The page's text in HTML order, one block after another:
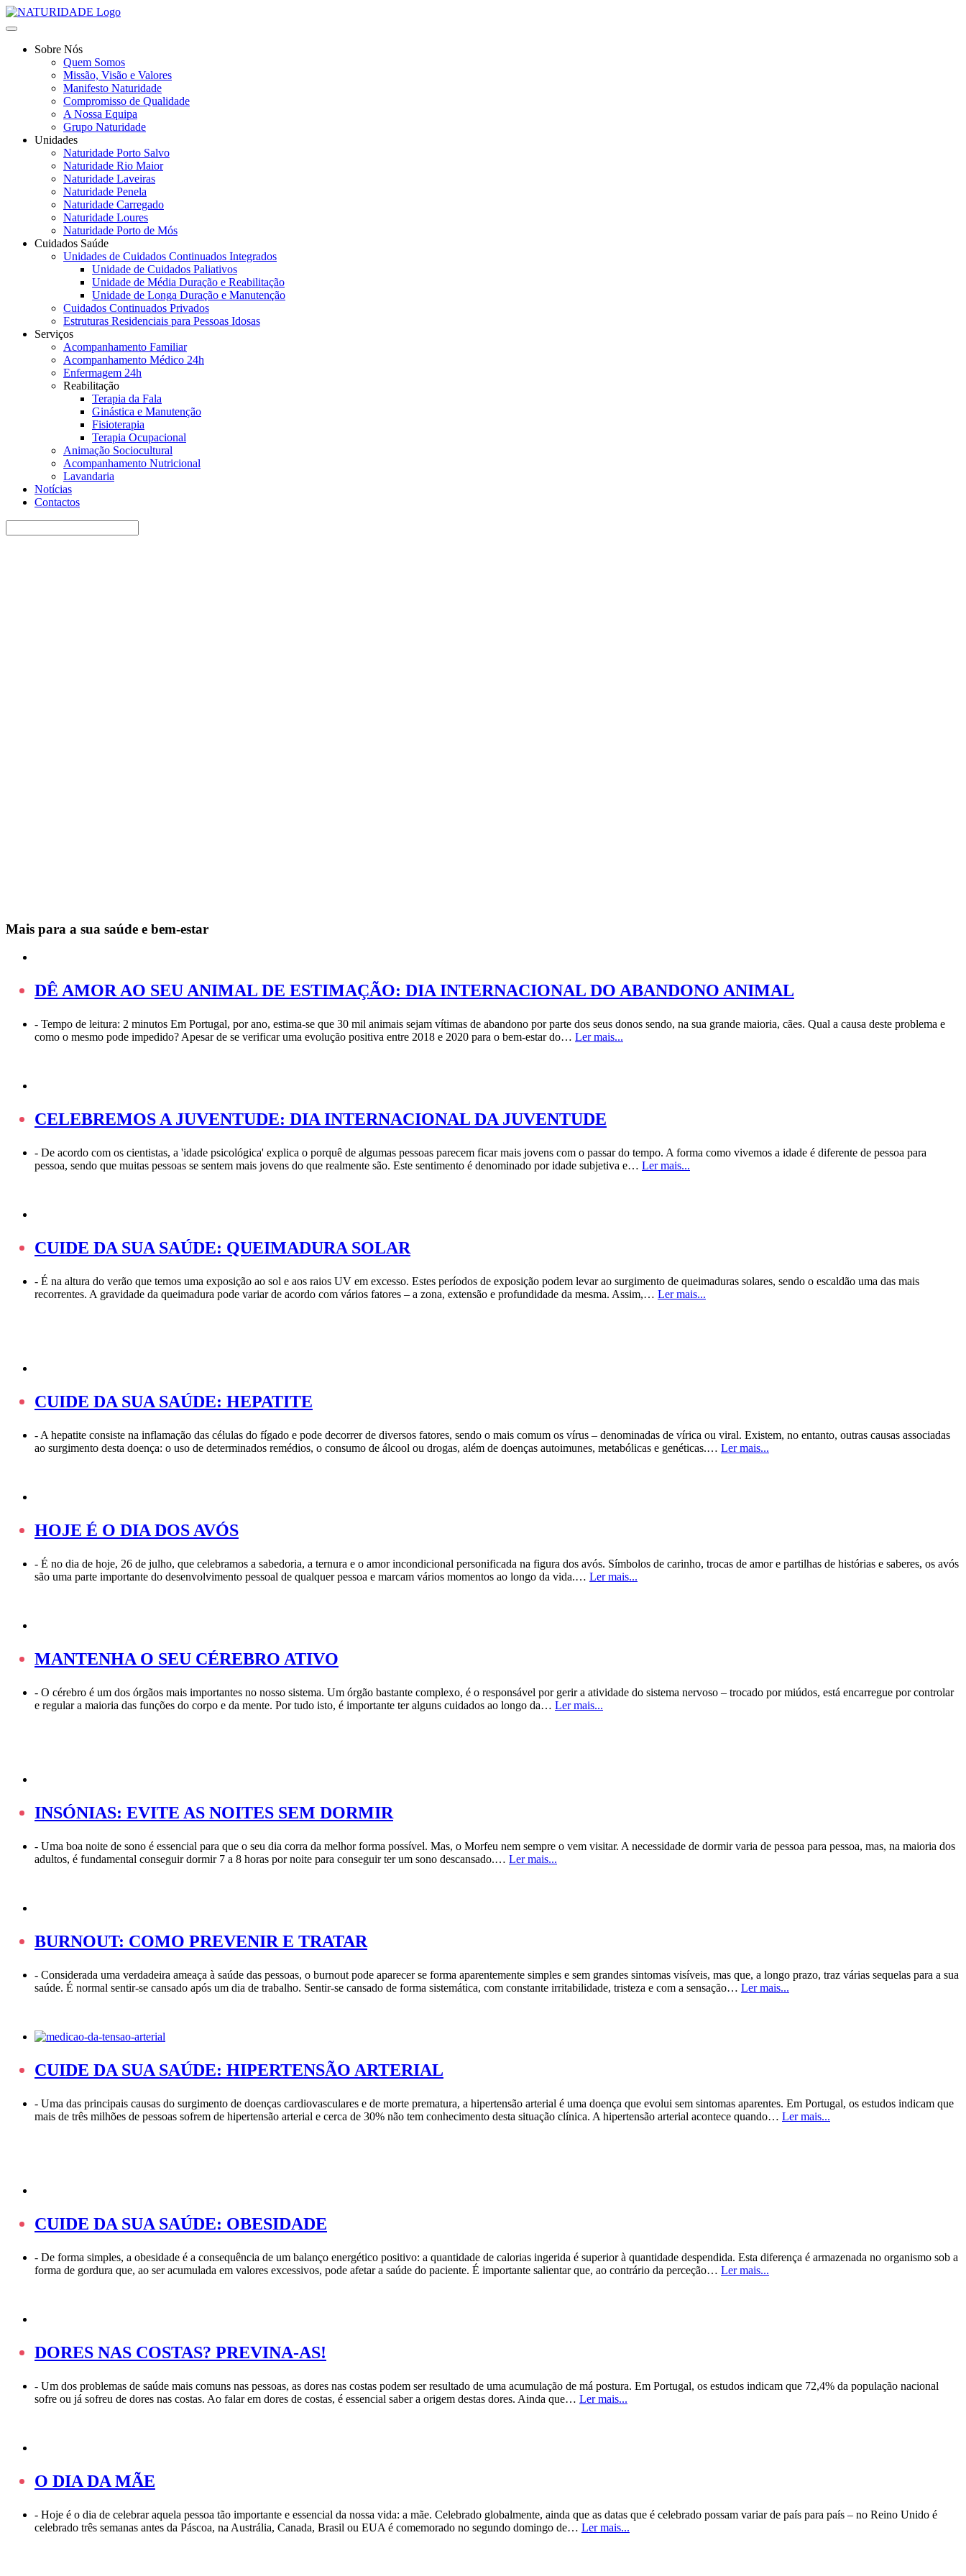
Sobre Nós
Quem Somos
Missão, Visão e Valores
Manifesto Naturidade
Compromisso de Qualidade
A Nossa Equipa
Grupo Naturidade
Unidades
Naturidade Porto Salvo
Naturidade Rio Maior
Naturidade Laveiras
Naturidade Penela
Naturidade Carregado
Naturidade Loures
Naturidade Porto de Mós
Cuidados Saúde
Unidades de Cuidados Continuados Integrados
Unidade de Cuidados Paliativos
Unidade de Média Duração e Reabilitação
Unidade de Longa Duração e Manutenção
Cuidados Continuados Privados
Estruturas Residenciais para Pessoas Idosas
Serviços
Acompanhamento Familiar
Acompanhamento Médico 24h
Enfermagem 24h
Reabilitação
Terapia da Fala
Ginástica e Manutenção
Fisioterapia
Terapia Ocupacional
Animação Sociocultural
Acompanhamento Nutricional
Lavandaria
Notícias
Contactos
Mais para a sua saúde e bem-estar
DÊ AMOR AO SEU ANIMAL DE ESTIMAÇÃO: DIA INTERNACIONAL DO ABANDONO ANIMAL
- Tempo de leitura: 2 minutos Em Portugal, por ano, estima-se que 30 mil animais sejam vítimas de abandono por parte dos seus donos sendo, na sua grande maioria, cães. Qual a causa deste problema e
como o mesmo pode impedido? Apesar de se verificar uma evolução positiva entre 2018 e 2020 para o bem-estar do… Ler mais...
CELEBREMOS A JUVENTUDE: DIA INTERNACIONAL DA JUVENTUDE
- De acordo com os cientistas, a 'idade psicológica' explica o porquê de algumas pessoas parecem ficar mais jovens com o passar do tempo. A forma como vivemos a idade é diferente de pessoa para
pessoa, sendo que muitas pessoas se sentem mais jovens do que realmente são. Este sentimento é denominado por idade subjetiva e… Ler mais...
CUIDE DA SUA SAÚDE: QUEIMADURA SOLAR
- É na altura do verão que temos uma exposição ao sol e aos raios UV em excesso. Estes períodos de exposição podem levar ao surgimento de queimaduras solares, sendo o escaldão uma das mais
recorrentes. A gravidade da queimadura pode variar de acordo com vários fatores – a zona, extensão e profundidade da mesma. Assim,… Ler mais...
CUIDE DA SUA SAÚDE: HEPATITE
- A hepatite consiste na inflamação das células do fígado e pode decorrer de diversos fatores, sendo o mais comum os vírus – denominadas de vírica ou viral. Existem, no entanto, outras causas associadas
ao surgimento desta doença: o uso de determinados remédios, o consumo de álcool ou drogas, além de doenças autoimunes, metabólicas e genéticas.… Ler mais...
HOJE É O DIA DOS AVÓS
- É no dia de hoje, 26 de julho, que celebramos a sabedoria, a ternura e o amor incondicional personificada na figura dos avós. Símbolos de carinho, trocas de amor e partilhas de histórias e saberes, os avós
são uma parte importante do desenvolvimento pessoal de qualquer pessoa e marcam vários momentos ao longo da vida.… Ler mais...
MANTENHA O SEU CÉREBRO ATIVO
- O cérebro é um dos órgãos mais importantes no nosso sistema. Um órgão bastante complexo, é o responsável por gerir a atividade do sistema nervoso – trocado por miúdos, está encarregue por controlar
e regular a maioria das funções do corpo e da mente. Por tudo isto, é importante ter alguns cuidados ao longo da… Ler mais...
INSÓNIAS: EVITE AS NOITES SEM DORMIR
- Uma boa noite de sono é essencial para que o seu dia corra da melhor forma possível. Mas, o Morfeu nem sempre o vem visitar. A necessidade de dormir varia de pessoa para pessoa, mas, na maioria dos
adultos, é fundamental conseguir dormir 7 a 8 horas por noite para conseguir ter um sono descansado.… Ler mais...
BURNOUT: COMO PREVENIR E TRATAR
- Considerada uma verdadeira ameaça à saúde das pessoas, o burnout pode aparecer se forma aparentemente simples e sem grandes sintomas visíveis, mas que, a longo prazo, traz várias sequelas para a sua
saúde. É normal sentir-se cansado após um dia de trabalho. Sentir-se cansado de forma sistemática, com constante irritabilidade, tristeza e com a sensação… Ler mais...
CUIDE DA SUA SAÚDE: HIPERTENSÃO ARTERIAL
- Uma das principais causas do surgimento de doenças cardiovasculares e de morte prematura, a hipertensão arterial é uma doença que evolui sem sintomas aparentes. Em Portugal, os estudos indicam que
mais de três milhões de pessoas sofrem de hipertensão arterial e cerca de 30% não tem conhecimento desta situação clínica. A hipertensão arterial acontece quando… Ler mais...
CUIDE DA SUA SAÚDE: OBESIDADE
- De forma simples, a obesidade é a consequência de um balanço energético positivo: a quantidade de calorias ingerida é superior à quantidade despendida. Esta diferença é armazenada no organismo sob a
forma de gordura que, ao ser acumulada em valores excessivos, pode afetar a saúde do paciente. É importante salientar que, ao contrário da perceção… Ler mais...
DORES NAS COSTAS? PREVINA-AS!
- Um dos problemas de saúde mais comuns nas pessoas, as dores nas costas podem ser resultado de uma acumulação de má postura. Em Portugal, os estudos indicam que 72,4% da população nacional
sofre ou já sofreu de dores nas costas. Ao falar em dores de costas, é essencial saber a origem destas dores. Ainda que… Ler mais...
O DIA DA MÃE
- Hoje é o dia de celebrar aquela pessoa tão importante e essencial da nossa vida: a mãe. Celebrado globalmente, ainda que as datas que é celebrado possam variar de país para país – no Reino Unido é
celebrado três semanas antes da Páscoa, na Austrália, Canada, Brasil ou EUA é comemorado no segundo domingo de… Ler mais...